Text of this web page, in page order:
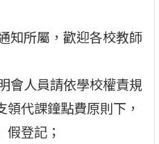
知所屬，歡迎各校教師
會人員請依學校權責規
領代課鐘點費原則下，
假登記；